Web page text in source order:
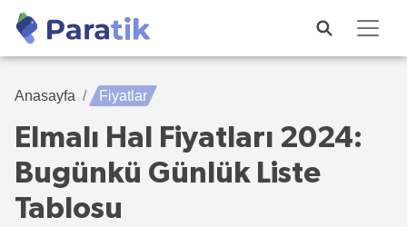
Anasayfa Fiyatlar
Elmalı Hal Fiyatları 2024:
Bugünkü Günlük Liste
Tablosu